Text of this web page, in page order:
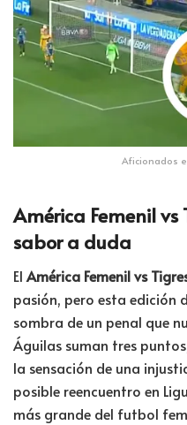
Aficionados
América Femenil vs
sabor a duda
El América Femenil vs
pasión, pero esta edición
sombra de un penal que
Águilas suman tres
la sensación de una
posible reencuentro en
más grande del futbol